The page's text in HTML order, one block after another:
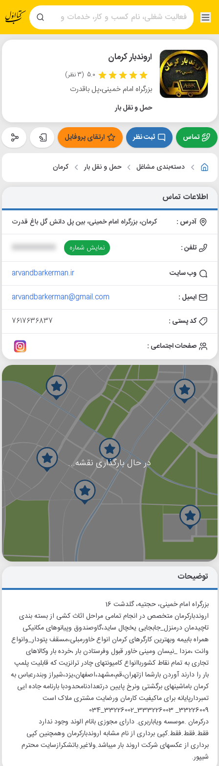
اروندبار کرمان
5.0 (3 نظر)
بزرگراه امام خمینی،پل باقدرت
حمل و نقل بار
تماس ثبت نظر ارتقای پروفایل
دسته‌بندی مشاغل حمل و نقل بار کرمان
اطلاعات تماس
آدرس : کرمان، بزرگراه امام خمینی، بین پل دانش گل باغ قدرت
تلفن : نمایش شماره
وب سایت arvandbarkerman.ir
ایمیل : arvandbarkerman@gmail.com
کد پستی : 7617636837
صفحات اجتماعی :
در حال بارگذاری نقشه...
گوگل
توضیحات
بزرگراه امام خمینی، حجتیه، گلدشت 16
اروندبارکرمان متخصص در انجام تمامی مراحل اثاث کشی از بسته بندی
تاچیدمان درمنزل_جابجایی یخچال ساید،گاوصندوق وپیانوهای مکانیکی
همراه بابیمه وبهترین کارگرهای کرمان انواع خاورمبلی،مسقف پتودار_وانواع
وانت ،مزدا _نیسان ومینی خاور قبول وفرستادن بار ،خرده بار وکالاهای
تجاری به تمام نقاط کشورباانواع کامیونتهای چادر ترانزیت که قابلیت پلمپ
بار را دارند آوردن بارشما ازتهران،قم،مشهد،اصفهان،یزد،شیراز وبندرعباس به
کرمان باماشینهای برگشتی ونرخ پایین درتعدادنامحدودبا بارنامه جاده ایی
تمبردارپایانه برای ماکیفیت کارمان ورضایت مشتری ملاک است
33226009_ 333226003_33226002_034
درکرمان .موسسه ویاباربری. دارای مجوزی بانام الوند وجود ندارد
فقط.فقط.فقط.کپی برداری از نام مشابه اروندبارکرمان وهمچنین کپی
برداری از عکسهای شرکت اروند بار میباشد.ولاغیر.باتشکرازسایت محترم
شیپور.